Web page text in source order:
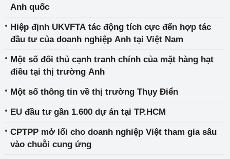
Anh quốc
Hiệp định UKVFTA tác động tích cực đến hợp tác
đầu tư của doanh nghiệp Anh tại Việt Nam
Một số đối thủ cạnh tranh chính của mặt hàng hạt
điều tại thị trường Anh
Một số thông tin về thị trường Thụy Điển
EU đầu tư gần 1.600 dự án tại TP.HCM
CPTPP mở lối cho doanh nghiệp Việt tham gia sâu
vào chuỗi cung ứng